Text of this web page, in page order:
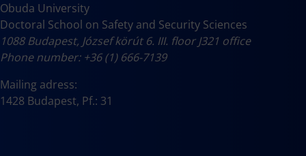
Obuda University
Doctoral School on Safety and Security Sciences
1088 Budapest, József körút 6. III. floor J321 office
Phone number: +36 (1) 666-7139
Mailing adress:
1428 Budapest, Pf.: 31